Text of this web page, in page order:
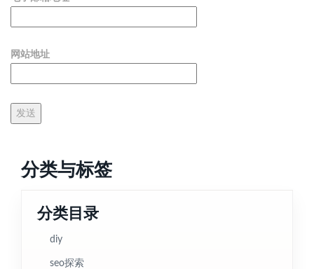
网站地址
分类与标签
分类目录
diy
seo探索